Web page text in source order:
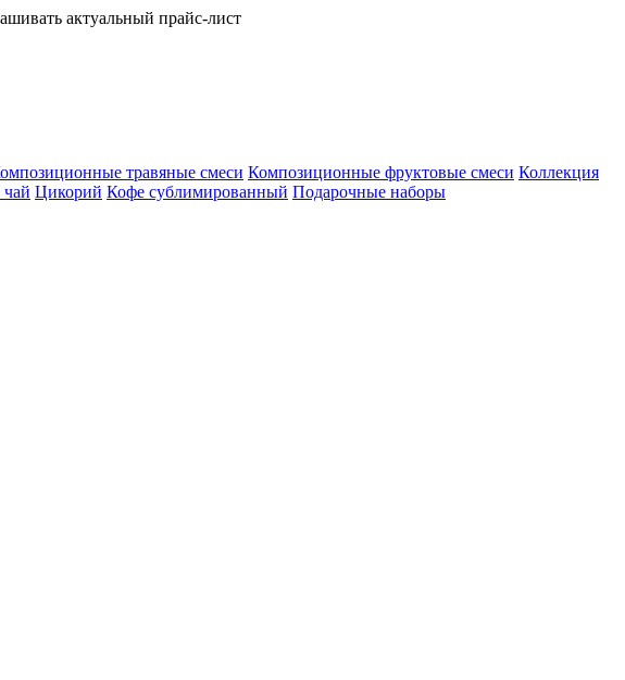
актуальный прайс-лист
травяные смеси Композиционные фруктовые смеси Коллекция
Цикорий Кофе сублимированный Подарочные наборы